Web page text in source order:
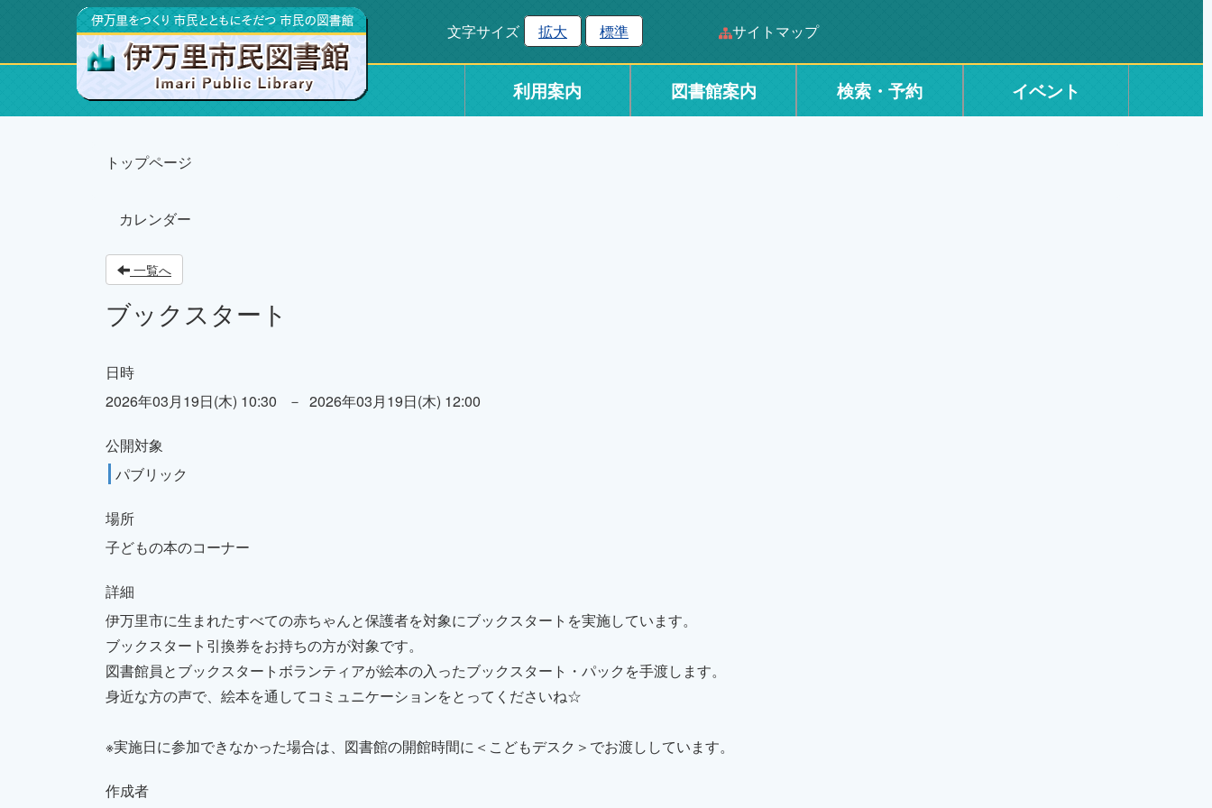
文字サイズ 拡大 標準 サイトマップ
利用案内 図書館案内 検索・予約 イベント
トップページ
カレンダー
一覧へ
ブックスタート
日時
2026年03月19日(木) 10:30 － 2026年03月19日(木) 12:00
公開対象
パブリック
場所
子どもの本のコーナー
詳細
伊万里市に生まれたすべての赤ちゃんと保護者を対象にブックスタートを実施しています。
ブックスタート引換券をお持ちの方が対象です。
図書館員とブックスタートボランティアが絵本の入ったブックスタート・パックを手渡します。
身近な方の声で、絵本を通してコミュニケーションをとってくださいね☆
※実施日に参加できなかった場合は、図書館の開館時間に＜こどもデスク＞でお渡ししています。
作成者